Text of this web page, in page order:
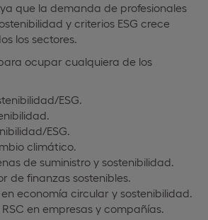
que la demanda de profesionales
y criterios ESG crece
los sectores.
ocupar cualquiera de los
ESG.
ESG.
climático.
de suministro y sostenibilidad.
de finanzas sostenibles.
economía circular y sostenibilidad.
en empresas y compañías.